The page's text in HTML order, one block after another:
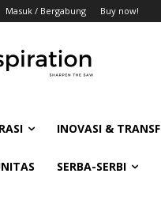
Masuk / Bergabung Buy now!
INOVASI &
SERBA-SERBI